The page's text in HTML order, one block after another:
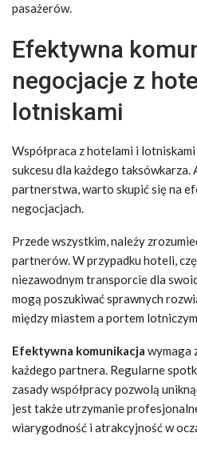
pasażerów.
Efektywna
negocjacje z
lotniskami
Współpraca z hotelami i lotniskami
sukcesu dla każdego
partnerstwa, warto skupić się na
negocjacjach.
Przede wszystkim, należy
partnerów. W przypadku hoteli,
niezawodnym transporcie dla
mogą poszukiwać sprawnych
między miastem a portem
Efektywna komunikacja wymaga
każdego partnera. Regularne
zasady współpracy pozwolą
jest także utrzymanie
wiarygodność i atrakcyjność w